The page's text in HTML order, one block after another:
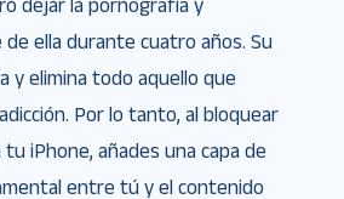
dejar la pornografía y
ella durante cuatro años. Su
y elimina todo aquello que
Por lo tanto, al bloquear
iPhone, añades una capa de
entre tú y el contenido